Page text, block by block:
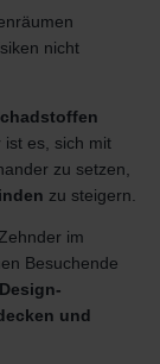
nicht
ist es, sich mit
zu setzen,
zu steigern.
im
Besuchende
Design-
und